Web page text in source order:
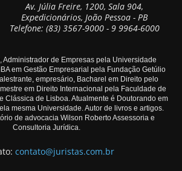
Av. Júlia Freire, 1200, Sala 904,
Expedicionários, João Pessoa - PB
Telefone: (83) 3567-9000 - 9 9964-6000
Administrador de Empresas pela Universidade
em Gestão Empresarial pela Fundação Getúlio
empresário, Bacharel em Direito pelo
em Direito Internacional pela Faculdade de
Clássica de Lisboa. Atualmente é Doutorando em
mesma Universidade. Autor de livros e artigos.
de advocacia Wilson Roberto Assessoria e
Consultoria Jurídica.
contato@juristas.com.br